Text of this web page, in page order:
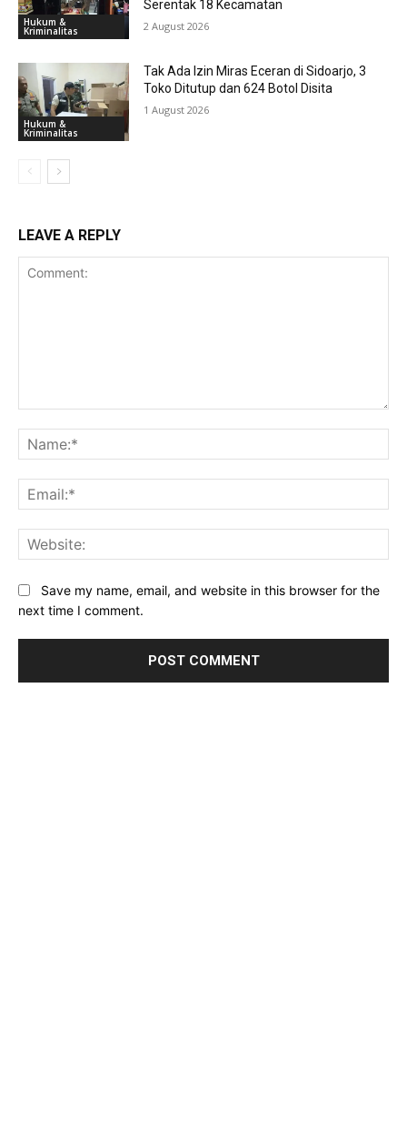
Hukum &
Kriminalitas
Serentak 18 Kecamatan
2 August 2026
Hukum &
Kriminalitas
Tak Ada Izin Miras Eceran di Sidoarjo, 3
Toko Ditutup dan 624 Botol Disita
1 August 2026
LEAVE A REPLY
Save my name, email, and website in this browser for the
next time I comment.